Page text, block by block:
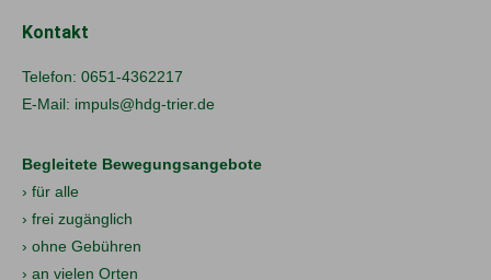
Kontakt
Telefon: 0651-4362217
E-Mail: impuls@hdg-trier.de
Begleitete Bewegungsangebote
› für alle
› frei zugänglich
› ohne Gebühren
› an vielen Orten